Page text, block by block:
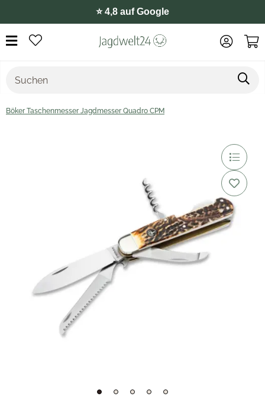
⭐️ 4,8 auf Google
Böker Taschenmesser Jagdmesser Quadro CPM